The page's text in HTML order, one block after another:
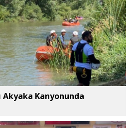
Akyaka Kanyonunda